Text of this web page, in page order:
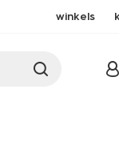
winkels